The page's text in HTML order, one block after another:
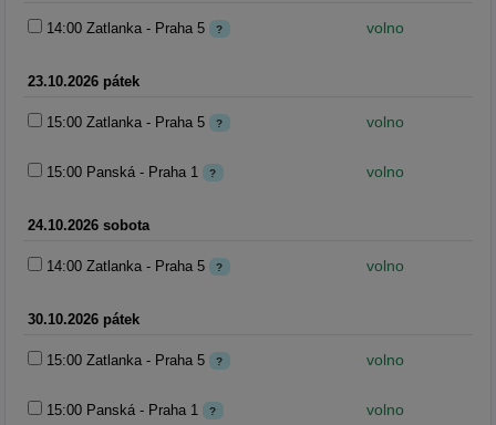
14:00 Zatlanka - Praha 5 ? volno
23.10.2026 pátek
15:00 Zatlanka - Praha 5 ? volno
15:00 Panská - Praha 1 ? volno
24.10.2026 sobota
14:00 Zatlanka - Praha 5 ? volno
30.10.2026 pátek
15:00 Zatlanka - Praha 5 ? volno
15:00 Panská - Praha 1 ? volno